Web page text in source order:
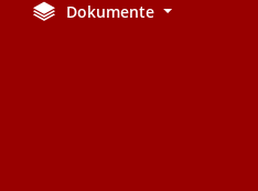
Dokumente